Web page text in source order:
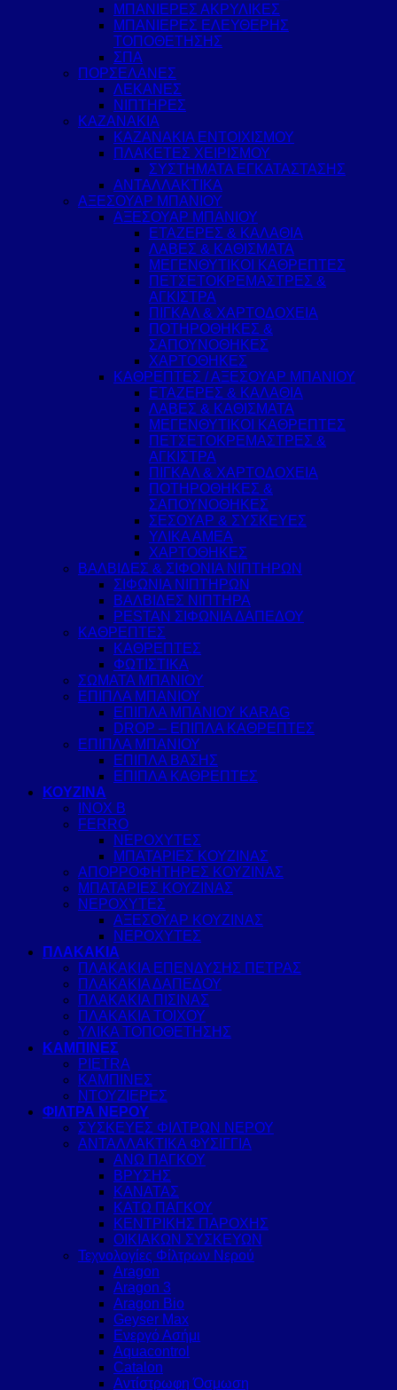
ΜΠΑΝΙΕΡΕΣ ΑΚΡΥΛΙΚΕΣ
ΜΠΑΝΙΕΡΕΣ ΕΛΕΥΘΕΡΗΣ
ΤΟΠΟΘΕΤΗΣΗΣ
ΣΠΑ
ΠΟΡΣΕΛΑΝΕΣ
ΛΕΚΑΝΕΣ
ΝΙΠΤΗΡΕΣ
ΚΑΖΑΝΑΚΙΑ
ΚΑΖΑΝΑΚΙΑ ΕΝΤΟΙΧΙΣΜΟΥ
ΠΛΑΚΕΤΕΣ ΧΕΙΡΙΣΜΟΥ
ΣΥΣΤΗΜΑΤΑ ΕΓΚΑΤΑΣΤΑΣΗΣ
ΑΝΤΑΛΛΑΚΤΙΚΑ
ΑΞΕΣΟΥΑΡ ΜΠΑΝΙΟΥ
ΑΞΕΣΟΥΑΡ ΜΠΑΝΙΟΥ
ΕΤΑΖΕΡΕΣ & ΚΑΛΑΘΙΑ
ΛΑΒΕΣ & ΚΑΘΙΣΜΑΤΑ
ΜΕΓΕΝΘΥΤΙΚΟΙ ΚΑΘΡΕΠΤΕΣ
ΠΕΤΣΕΤΟΚΡΕΜΑΣΤΡΕΣ &
ΑΓΚΙΣΤΡΑ
ΠΙΓΚΑΛ & ΧΑΡΤΟΔΟΧΕΙΑ
ΠΟΤΗΡΟΘΗΚΕΣ &
ΣΑΠΟΥΝΟΘΗΚΕΣ
ΧΑΡΤΟΘΗΚΕΣ
ΚΑΘΡΕΠΤΕΣ / ΑΞΕΣΟΥΑΡ ΜΠΑΝΙΟΥ
ΕΤΑΖΕΡΕΣ & ΚΑΛΑΘΙΑ
ΛΑΒΕΣ & ΚΑΘΙΣΜΑΤΑ
ΜΕΓΕΝΘΥΤΙΚΟΙ ΚΑΘΡΕΠΤΕΣ
ΠΕΤΣΕΤΟΚΡΕΜΑΣΤΡΕΣ &
ΑΓΚΙΣΤΡΑ
ΠΙΓΚΑΛ & ΧΑΡΤΟΔΟΧΕΙΑ
ΠΟΤΗΡΟΘΗΚΕΣ &
ΣΑΠΟΥΝΟΘΗΚΕΣ
ΣΕΣΟΥΑΡ & ΣΥΣΚΕΥΕΣ
ΥΛΙΚΑ ΑΜΕΑ
ΧΑΡΤΟΘΗΚΕΣ
ΒΑΛΒΙΔΕΣ & ΣΙΦΟΝΙΑ ΝΙΠΤΗΡΩΝ
ΣΙΦΩΝΙΑ ΝΙΠΤΗΡΩΝ
ΒΑΛΒΙΔΕΣ ΝΙΠΤΗΡΑ
PESTAN ΣΙΦΩΝΙΑ ΔΑΠΕΔΟΥ
ΚΑΘΡΕΠΤΕΣ
ΚΑΘΡΕΠΤΕΣ
ΦΩΤΙΣΤΙΚΑ
ΣΩΜΑΤΑ ΜΠΑΝΙΟΥ
ΕΠΙΠΛΑ ΜΠΑΝΙΟΥ
ΕΠΙΠΛΑ ΜΠΑΝΙΟΥ KARAG
DROP – ΕΠΙΠΛΑ ΚΑΘΡΕΠΤΕΣ
ΕΠΙΠΛΑ ΜΠΑΝΙΟΥ
ΕΠΙΠΛΑ ΒΑΣΗΣ
ΕΠΙΠΛΑ ΚΑΘΡΕΠΤΕΣ
ΚΟΥΖΙΝΑ
INOX B
FERRO
ΝΕΡΟΧΥΤΕΣ
ΜΠΑΤΑΡΙΕΣ ΚΟΥΖΙΝΑΣ
ΑΠΟΡΡΟΦΗΤΗΡΕΣ ΚΟΥΖΙΝΑΣ
ΜΠΑΤΑΡΙΕΣ ΚΟΥΖΙΝΑΣ
ΝΕΡΟΧΥΤΕΣ
ΑΞΕΣΟΥΑΡ ΚΟΥΖΙΝΑΣ
ΝΕΡΟΧΥΤΕΣ
ΠΛΑΚΑΚΙΑ
ΠΛΑΚΑΚΙΑ ΕΠΕΝΔΥΣΗΣ ΠΕΤΡΑΣ
ΠΛΑΚΑΚΙΑ ΔΑΠΕΔΟΥ
ΠΛΑΚΑΚΙΑ ΠΙΣΙΝΑΣ
ΠΛΑΚΑΚΙΑ ΤΟΙΧΟΥ
ΥΛΙΚΑ ΤΟΠΟΘΕΤΗΣΗΣ
ΚΑΜΠΙΝΕΣ
PIETRA
ΚΑΜΠΙΝΕΣ
ΝΤΟΥΖΙΕΡΕΣ
ΦΙΛΤΡΑ ΝΕΡΟΥ
ΣΥΣΚΕΥΕΣ ΦΙΛΤΡΩΝ ΝΕΡΟΥ
ΑΝΤΑΛΛΑΚΤΙΚΑ ΦΥΣΙΓΓΙΑ
ΑΝΩ ΠΑΓΚΟΥ
ΒΡΥΣΗΣ
ΚΑΝΑΤΑΣ
ΚΑΤΩ ΠΑΓΚΟΥ
ΚΕΝΤΡΙΚΗΣ ΠΑΡΟΧΗΣ
ΟΙΚΙΑΚΩΝ ΣΥΣΚΕΥΩΝ
Τεχνολογίες Φίλτρων Νερού
Aragon
Aragon 3
Aragon Bio
Geyser Max
Ενεργό Ασήμι
Aquacontrol
Catalon
Αντίστρωφη Όσμωση